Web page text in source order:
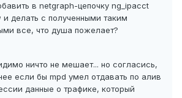
в netgraph-цепочку ng_ipacct
делать с полученными таким
все, что душа пожелает?
ничто не мешает... но согласись,
если бы mpd умел отдавать по алив
данные о трафике, который